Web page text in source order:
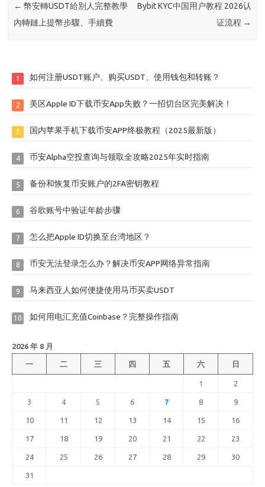
← 幣安轉USDT給別人完整教學
內轉鏈上提幣步驟、手續費
Bybit KYC中国用户教程 2026认
证流程 →
1 如何注册USDT账户、购买USDT、使用钱包和转账？
2 美区Apple ID下载币安App失败？一招切台区完美解决！
3 国内苹果手机下载币安APP终极教程（2025最新版）
4 币安Alpha空投查询与领取全攻略2025年实时指南
5 备份和恢复币安账户的2FA密钥教程
6 谷歌账号中验证年龄步骤
7 怎么把Apple ID切换至台湾地区？
8 币安无法登录怎么办？解决币安APP网络异常指南
9 马来西亚人如何便捷使用马币买卖USDT
10 如何用电汇充值Coinbase？完整操作指南
2026 年 8 月
一 二 三 四 五 六 日
1 2
3 4 5 6 7 8 9
10 11 12 13 14 15 16
17 18 19 20 21 22 23
24 25 26 27 28 29 30
31